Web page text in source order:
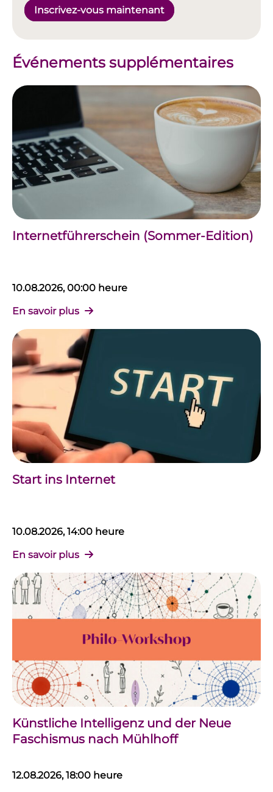
Inscrivez-vous maintenant
Événements supplémentaires
Internetführerschein (Sommer-Edition)
10.08.2026, 00:00 heure
En savoir plus
Start ins Internet
10.08.2026, 14:00 heure
En savoir plus
Künstliche Intelligenz und der Neue
Faschismus nach Mühlhoff
12.08.2026, 18:00 heure